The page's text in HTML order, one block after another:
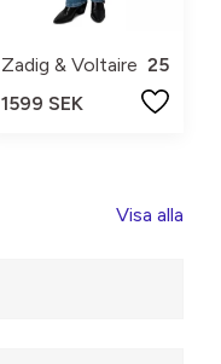
Zadig & Voltaire 25
1599 SEK
Visa alla